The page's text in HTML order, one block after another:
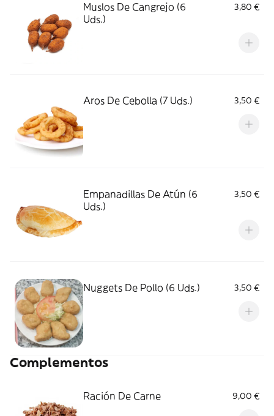
Muslos De Cangrejo (6
Uds.)
3,80 €
Aros De Cebolla (7 Uds.) 3,50 €
Empanadillas De Atún (6
Uds.)
3,50 €
Nuggets De Pollo (6 Uds.) 3,50 €
Complementos
Ración De Carne 9,00 €